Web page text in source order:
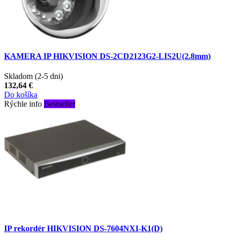
KAMERA IP HIKVISION DS-2CD2123G2-LIS2U(2.8mm)
Skladom (2-5 dni)
132,64 €
Do košíka
Rýchle info Bestseller
IP rekordér HIKVISION DS-7604NXI-K1(D)